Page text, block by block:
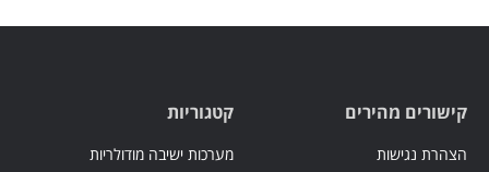
קישורים מהירים
הצהרת נגישות
קטגוריות
מערכות ישיבה מודולריות